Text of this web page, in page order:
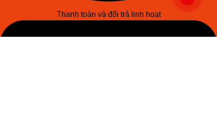
Thanh toán và đổi trả linh hoạt